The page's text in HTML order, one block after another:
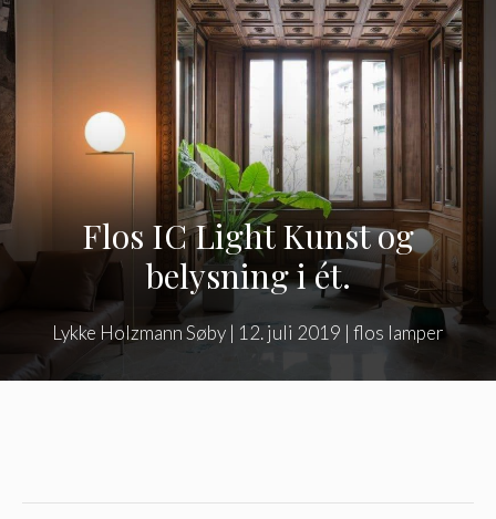
Flos IC Light Kunst og
belysning i ét.
Lykke Holzmann Søby | 12. juli 2019 | flos lamper